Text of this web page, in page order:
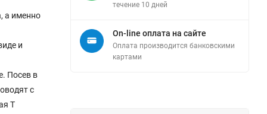
а именно
и
Посев в
с
Т
течение 10 дней
On-line оплата на сайте
Оплата производится банковскими
картами